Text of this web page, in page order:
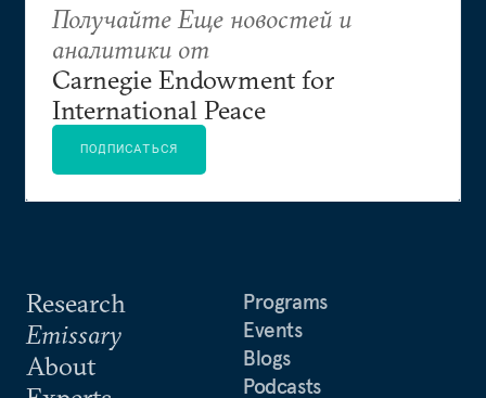
Research
Emissary
About
Programs
Events
Blogs
Podcasts
Получайте Еще новостей и
аналитики от
Carnegie Endowment for
International Peace
ПОДПИСАТЬСЯ